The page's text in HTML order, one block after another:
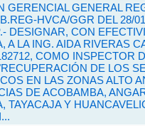
GERENCIAL GENERAL
HVCA/GGR DEL 28/
DESIGNAR, CON
A LA ING. AIDA RIVERAS
COMO INSPECTOR
DE LOS
EN LAS ZONAS ALTO
DE ACOBAMBA,
TAYACAJA Y